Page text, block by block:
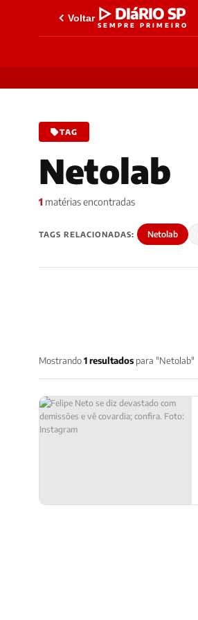
Voltar ▷ DIáRIO SP
SEMPRE PRIMEIRO
TAG
Netolab
1 matérias encontradas
TAGS RELACIONADAS: Netolab
Mostrando1 resultados para "Netolab"